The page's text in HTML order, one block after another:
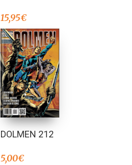
15,95€
DOLMEN 212
5,00€